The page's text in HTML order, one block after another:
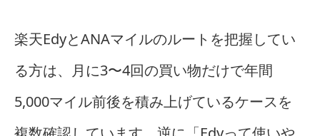
楽天EdyとANAマイルのルートを把握してい
る方は、月に3〜4回の買い物だけで年間
5,000マイル前後を積み上げているケースを